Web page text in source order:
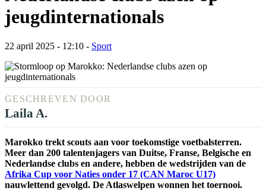
jeugdinternationals
22 april 2025 - 12:10 - Sport
GESCHREVEN DOOR
Laila A.
Marokko trekt scouts aan voor toekomstige voetbalsterren.
Meer dan 200 talentenjagers van Duitse, Franse, Belgische en
Nederlandse clubs en andere, hebben de wedstrijden van de
Afrika Cup voor Naties onder 17 (CAN Maroc U17)
nauwlettend gevolgd. De Atlaswelpen wonnen het toernooi.